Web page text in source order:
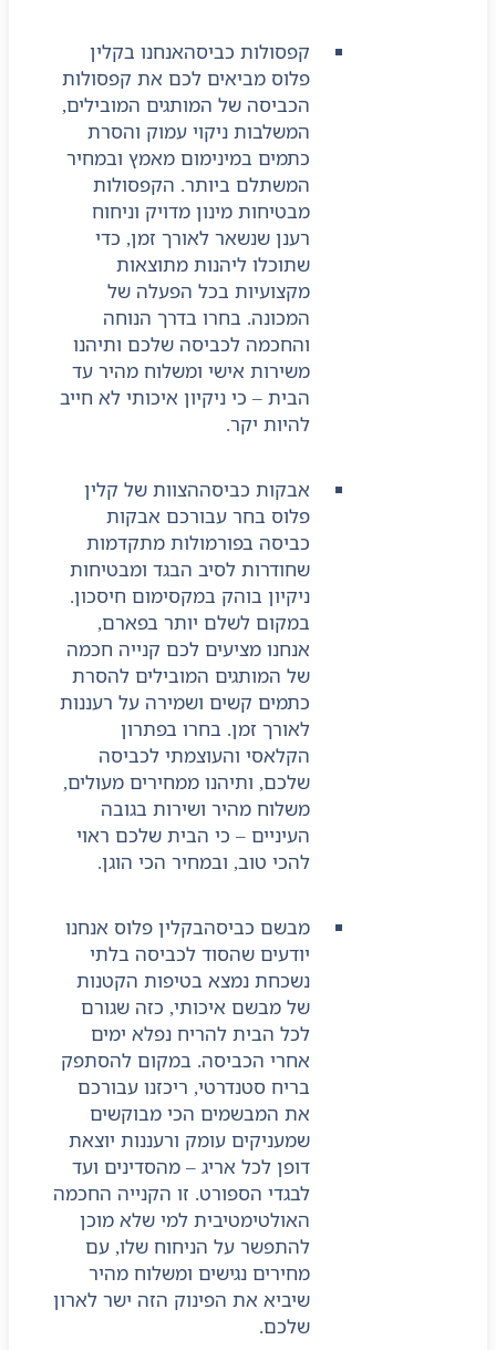
קפסולות כביסהאנחנו בקלין
פלוס מביאים לכם את קפסולות
הכביסה של המותגים המובילים,
המשלבות ניקוי עמוק והסרת
כתמים במינימום מאמץ ובמחיר
המשתלם ביותר. הקפסולות
מבטיחות מינון מדויק וניחוח
רענן שנשאר לאורך זמן, כדי
שתוכלו ליהנות מתוצאות
מקצועיות בכל הפעלה של
המכונה. בחרו בדרך הנוחה
והחכמה לכביסה שלכם ותיהנו
משירות אישי ומשלוח מהיר עד
הבית – כי ניקיון איכותי לא חייב
להיות יקר.
אבקות כביסההצוות של קלין
פלוס בחר עבורכם אבקות
כביסה בפורמולות מתקדמות
שחודרות לסיב הבגד ומבטיחות
ניקיון בוהק במקסימום חיסכון.
במקום לשלם יותר בפארם,
אנחנו מציעים לכם קנייה חכמה
של המותגים המובילים להסרת
כתמים קשים ושמירה על רעננות
לאורך זמן. בחרו בפתרון
הקלאסי והעוצמתי לכביסה
שלכם, ותיהנו ממחירים מעולים,
משלוח מהיר ושירות בגובה
העיניים – כי הבית שלכם ראוי
להכי טוב, ובמחיר הכי הוגן.
מבשם כביסהבקלין פלוס אנחנו
יודעים שהסוד לכביסה בלתי
נשכחת נמצא בטיפות הקטנות
של מבשם איכותי, כזה שגורם
לכל הבית להריח נפלא ימים
אחרי הכביסה. במקום להסתפק
בריח סטנדרטי, ריכזנו עבורכם
את המבשמים הכי מבוקשים
שמעניקים עומק ורעננות יוצאת
דופן לכל אריג – מהסדינים ועד
לבגדי הספורט. זו הקנייה החכמה
האולטימטיבית למי שלא מוכן
להתפשר על הניחוח שלו, עם
מחירים נגישים ומשלוח מהיר
שיביא את הפינוק הזה ישר לארון
שלכם.